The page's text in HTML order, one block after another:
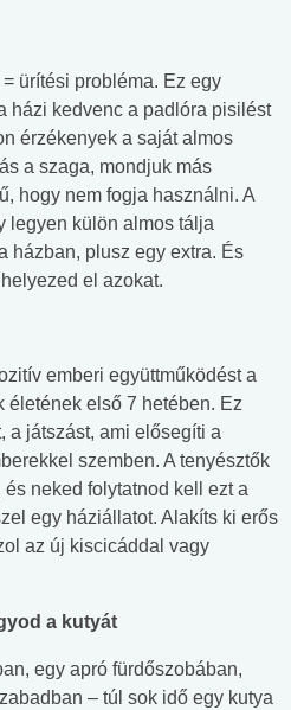
ürítési probléma. Ez egy
házi kedvenc a padlóra pisilést
érzékenyek a saját almos
a szaga, mondjuk más
hogy nem fogja használni. A
legyen külön almos tálja
házban, plusz egy extra. És
el azokat.
emberi együttműködést a
életének első 7 hetében. Ez
a játszást, ami elősegíti a
szemben. A tenyésztők
neked folytatnod kell ezt a
egy háziállatot. Alakíts ki erős
az új kiscicáddal vagy
a kutyát
egy apró fürdőszobában,
– túl sok idő egy kutya